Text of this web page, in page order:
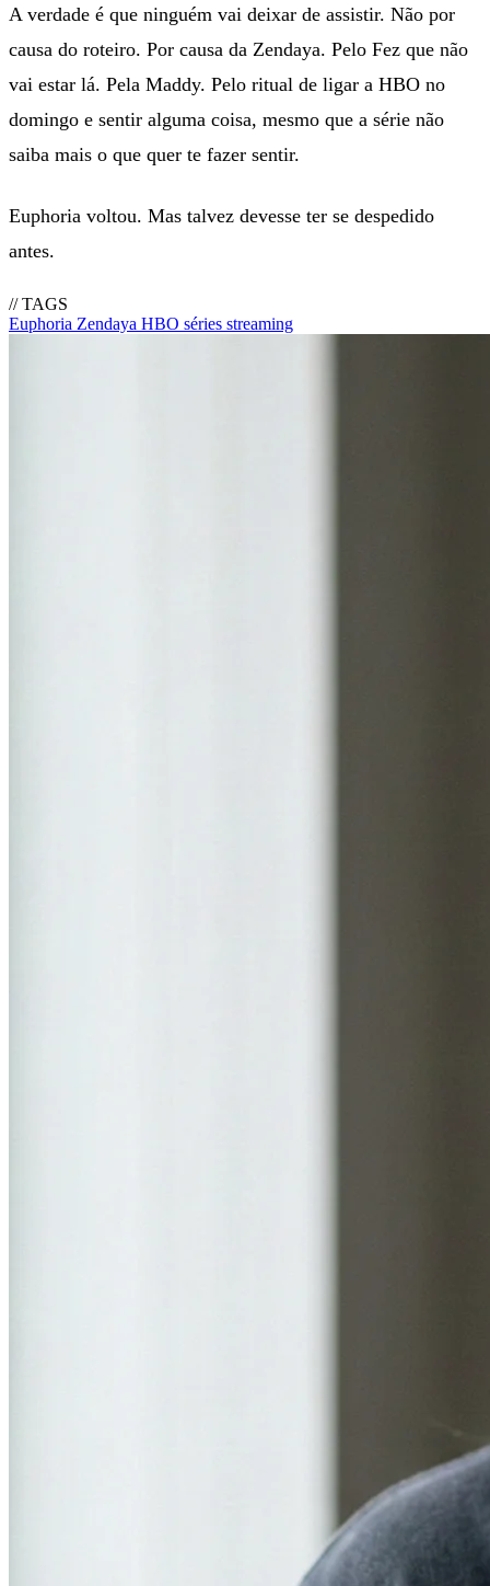
A verdade é que ninguém vai deixar de assistir. Não por
causa do roteiro. Por causa da Zendaya. Pelo Fez que não
vai estar lá. Pela Maddy. Pelo ritual de ligar a HBO no
domingo e sentir alguma coisa, mesmo que a série não
saiba mais o que quer te fazer sentir.
Euphoria voltou. Mas talvez devesse ter se despedido
antes.
// TAGS
Euphoria Zendaya HBO séries streaming